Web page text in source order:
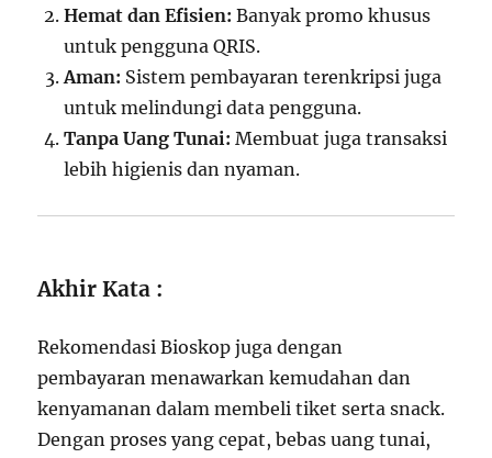
Hemat dan Efisien: Banyak promo khusus
untuk pengguna QRIS.
Aman: Sistem pembayaran terenkripsi juga
untuk melindungi data pengguna.
Tanpa Uang Tunai: Membuat juga transaksi
lebih higienis dan nyaman.
Akhir Kata :
Rekomendasi Bioskop juga dengan
pembayaran menawarkan kemudahan dan
kenyamanan dalam membeli tiket serta snack.
Dengan proses yang cepat, bebas uang tunai,